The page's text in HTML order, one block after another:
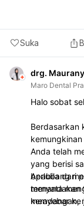
Suka
drg.
Maro Dental
Halo sobat
Berdasarkan
Anda telah
yang berisi
berlubang
menandakan
menyebar ke
Apabila dari
ternyata
keradangan,